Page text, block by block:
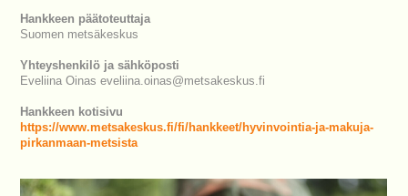
Hankkeen päätoteuttaja
Suomen metsäkeskus
Yhteyshenkilö ja sähköposti
Eveliina Oinas eveliina.oinas@metsakeskus.fi
Hankkeen kotisivu
https://www.metsakeskus.fi/fi/hankkeet/hyvinvointia-ja-makuja-
pirkanmaan-metsista